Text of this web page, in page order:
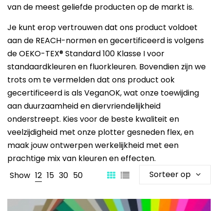
van de meest geliefde producten op de markt is.
Je kunt erop vertrouwen dat ons product voldoet
aan de REACH-normen en gecertificeerd is volgens
de OEKO-TEX® Standard 100 Klasse I voor
standaardkleuren en fluorkleuren. Bovendien zijn we
trots om te vermelden dat ons product ook
gecertificeerd is als VeganOK, wat onze toewijding
aan duurzaamheid en diervriendelijkheid
onderstreept. Kies voor de beste kwaliteit en
veelzijdigheid met onze plotter gesneden flex, en
maak jouw ontwerpen werkelijkheid met een
prachtige mix van kleuren en effecten.
Show 12 15 30 50 Sorteer op